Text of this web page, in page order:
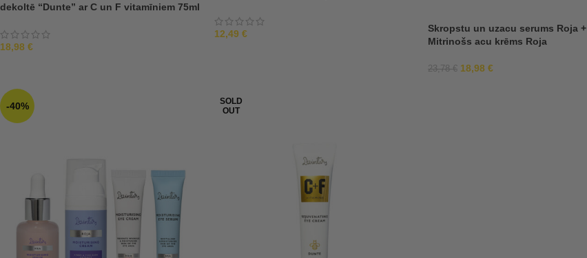
dekoltē “Dunte” ar C un F vitamīniem 75ml
18,98 €
12,49 €
Skropstu un uzacu serums Roja +
Mitrinošs acu krēms Roja
23,78€ 18,98 €
-40%
SOLD
OUT